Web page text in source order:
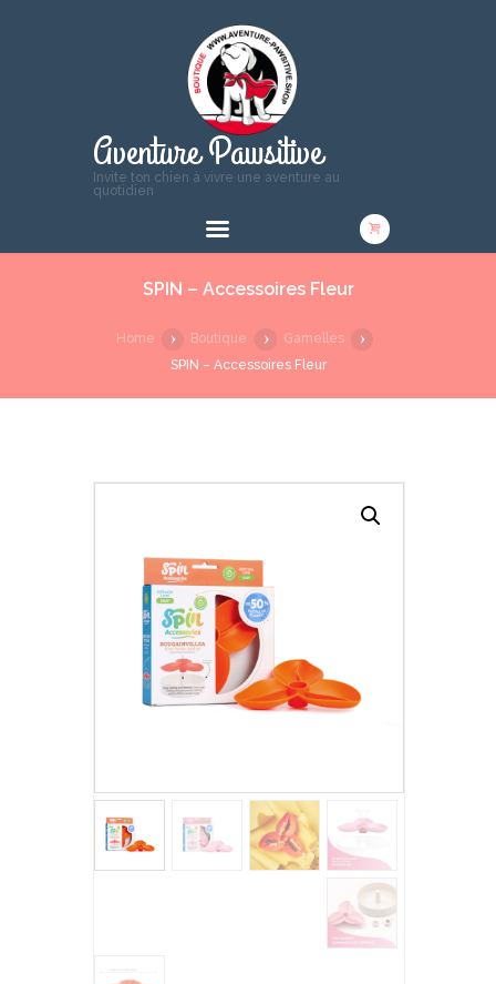
Aventure Pawsitive
Invite ton chien à vivre une aventure au
quotidien
SPIN – Accessoires Fleur
Home Boutique
Gamelles
SPIN – Accessoires Fleur